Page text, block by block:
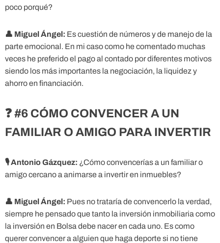
poco porqué?
👤 Miguel Ángel: Es cuestión de números y de manejo de la
parte emocional. En mi caso como he comentado muchas
veces he preferido el pago al contado por diferentes motivos
siendo los más importantes la negociación, la liquidez y
ahorro en financiación.
❓ #6 CÓMO CONVENCER A UN
FAMILIAR O AMIGO PARA INVERTIR
🎙Antonio Gázquez: ¿Cómo convencerías a un familiar o
amigo cercano a animarse a invertir en inmuebles?
👤 Miguel Ángel: Pues no trataría de convencerlo la verdad,
siempre he pensado que tanto la inversión inmobiliaria como
la inversión en Bolsa debe nacer en cada uno. Es como
querer convencer a alguien que haga deporte si no tiene